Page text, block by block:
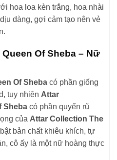
hoa loa kèn trắng, hoa nhài
dàng, gợi cảm tạo nên vẻ
Of Sheba – Nữ
Of Sheba có phần giống
tuy nhiên Attar
Sheba có phần quyến rũ
của Attar Collection The
bản chất khiêu khích, tự
cô ấy là một nữ hoàng thực